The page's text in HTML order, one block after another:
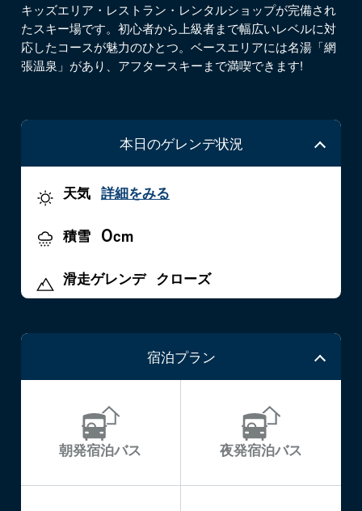
キッズエリア・レストラン・レンタルショップが完備され
たスキー場です。初心者から上級者まで幅広いレベルに対
応したコースが魅力のひとつ。ベースエリアには名湯「網
張温泉」があり、アフタースキーまで満喫できます!
本日のゲレンデ状況
天気 詳細をみる
積雪 0cm
滑走ゲレンデ クローズ
宿泊プラン
朝発宿泊バス 夜発宿泊バス